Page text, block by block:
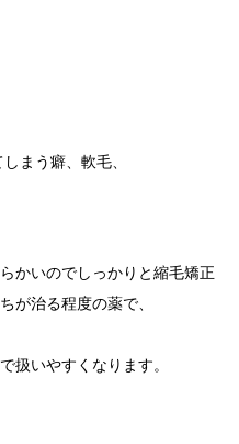
まう癖、軟毛、
かいのでしっかりと縮毛矯正
が治る程度の薬で、
扱いやすくなります。